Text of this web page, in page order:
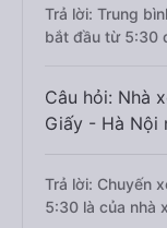
Trả lời: Trung
bắt đầu từ 5:30
Câu hỏi: Nhà
Giấy - Hà Nội
Trả lời: Chuyến
5:30 là của nhà